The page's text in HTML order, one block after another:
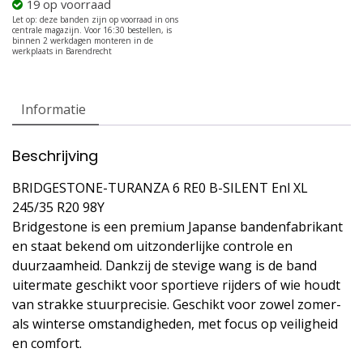
19 op voorraad
Informatie
Beschrijving
BRIDGESTONE-TURANZA 6 RE0 B-SILENT Enl XL
245/35 R20 98Y
Bridgestone is een premium Japanse bandenfabrikant
en staat bekend om uitzonderlijke controle en
duurzaamheid. Dankzij de stevige wang is de band
uitermate geschikt voor sportieve rijders of wie houdt
van strakke stuurprecisie. Geschikt voor zowel zomer-
als winterse omstandigheden, met focus op veiligheid
en comfort.